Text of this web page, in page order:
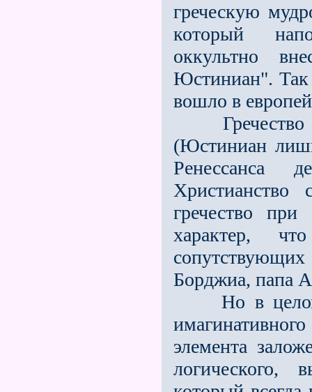
греческую
который
оккультно
Юстиниан". Так
вошло в
Гречество
(Юстиниан
Ренессанса
Христианство
гречество
характер,
Борджиа, папа
Но в целом
элемента
логического,